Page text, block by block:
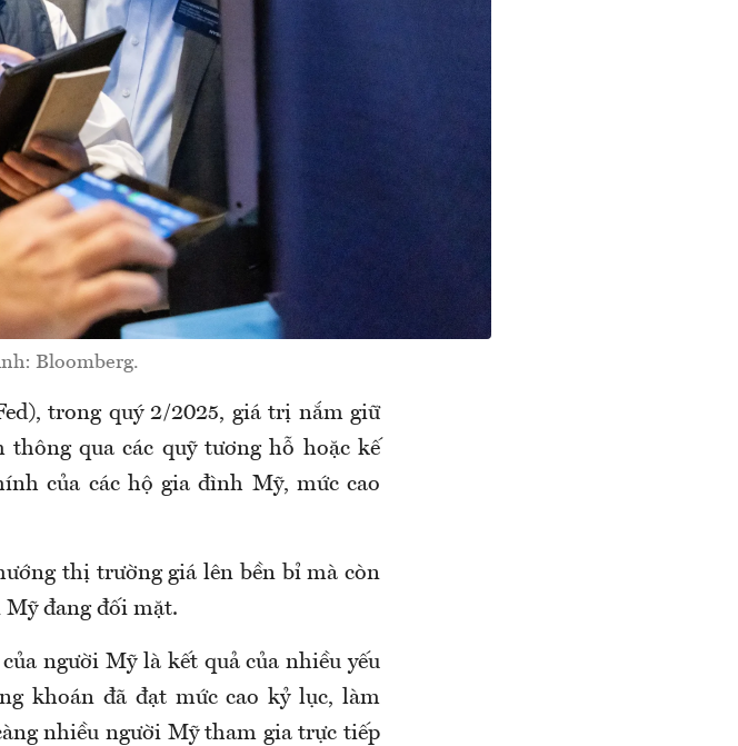
Bloomberg.
trong quý 2/2025, giá trị nắm giữ
qua các quỹ tương hỗ hoặc kế
của các hộ gia đình Mỹ, mức cao
thị trường giá lên bền bỉ mà còn
đang đối mặt.
người Mỹ là kết quả của nhiều yếu
khoán đã đạt mức cao kỷ lục, làm
nhiều người Mỹ tham gia trực tiếp